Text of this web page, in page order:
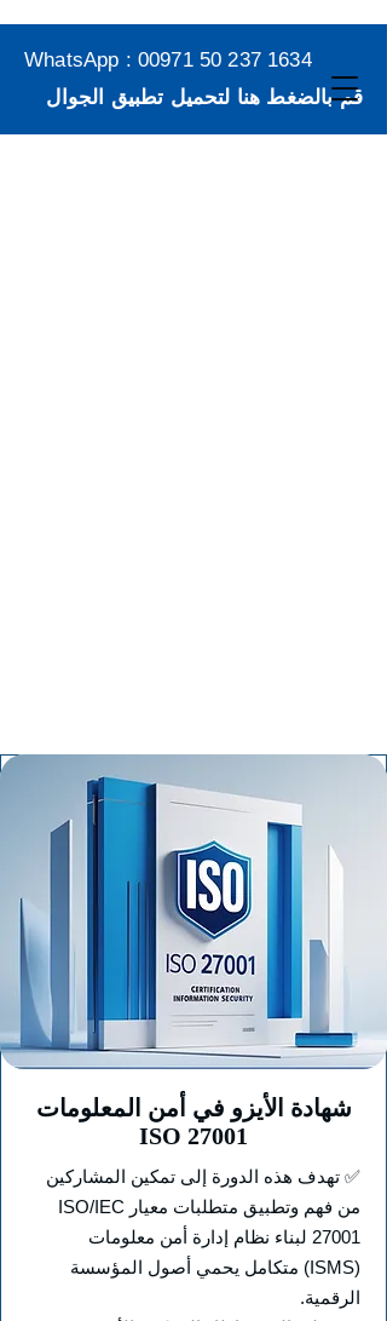
WhatsApp : 00971 50 237 1634
قم بالضغط هنا لتحميل تطبيق الجوال
شهادة الأيزو في أمن المعلومات
ISO 27001
✅ تهدف هذه الدورة إلى تمكين المشاركين
من فهم وتطبيق متطلبات معيار ISO/IEC
27001 لبناء نظام إدارة أمن معلومات
(ISMS) متكامل يحمي أصول المؤسسة
الرقمية.